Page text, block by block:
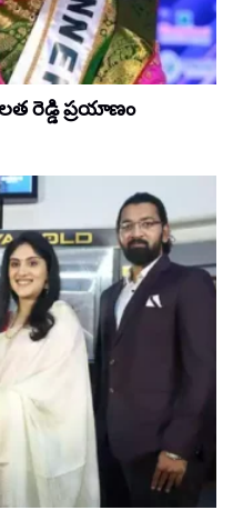
రెడ్డి ప్రయాణం